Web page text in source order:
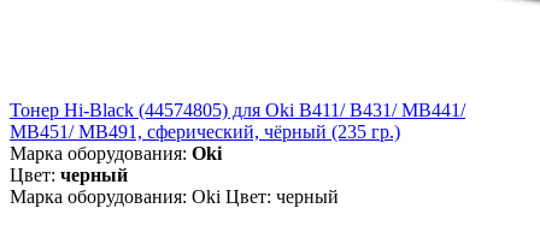
Тонер Hi-Black (44574805) для Oki B411/ B431/ MB441/
MB451/ MB491, сферический, чёрный (235 гр.)
Марка оборудования: Oki
Цвет: черный
Марка оборудования: Oki Цвет: черный